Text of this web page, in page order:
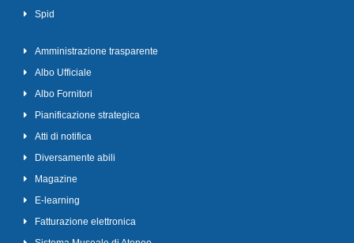
Spid
Amministrazione trasparente
Albo Ufficiale
Albo Fornitori
Pianificazione strategica
Atti di notifica
Diversamente abili
Magazine
E-learning
Fatturazione elettronica